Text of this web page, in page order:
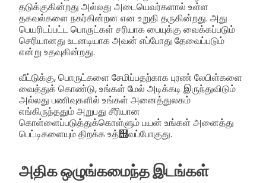
தடுக்குகின்றது அல்லது அடையெவர்களால் உள்ள
தகவல்களை நகர்கின்றன என உறுதி தருகின்றது. அது
பெயரிடப்பட்ட பொருட்கள் சரியாக பையுக்கு வைக்கப்படும்
செரியானது உடனடியாக அவன் எப்போது தேவைப்படும்
என்று உதவுகின்றது.
வீட்டுக்கு, பொருட்களை சேமிப்பதற்காக புரண் லேபிள்களை
வைத்துக் கொண்டு, உங்கள் மேல் அடிக்கடி இருந்துவிடும்
அல்லது பணிவுகளில் உங்கள் அனைத்துலகம்
எங்கிருந்ததும் அறுபது சீரியான
கொள்ளைப்படுத்துக்கொள்ளும் பயன் உங்கள் அனைத்து
பெட்டிகளையும் திறக்க உத்஭வப்போகுது.
அதிக ஒழுங்கமைந்த இடங்கள்